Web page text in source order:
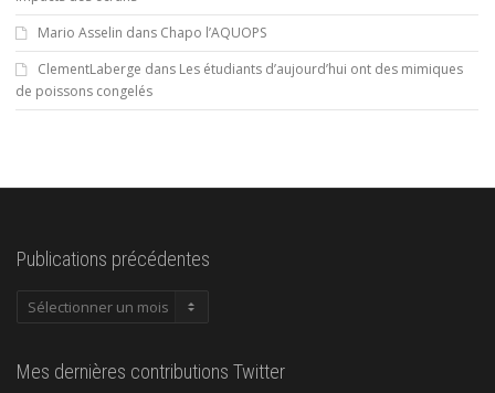
Mario Asselin dans Chapo l’AQUOPS
ClementLaberge dans Les étudiants d’aujourd’hui ont des mimiques
de poissons congelés
Publications précédentes
Publications
Mes dernières contributions Twitter